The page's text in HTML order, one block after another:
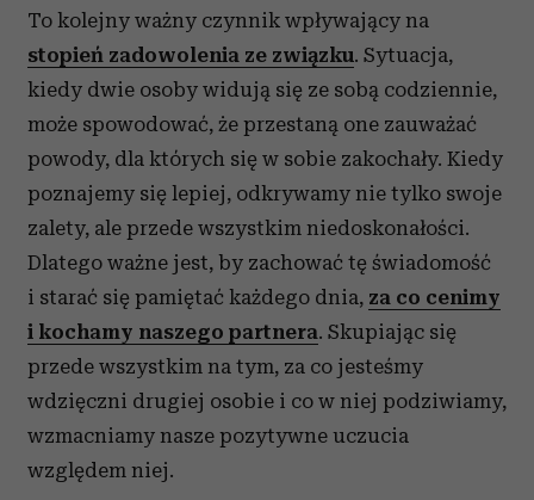
To kolejny ważny czynnik wpływający na
stopień zadowolenia ze związku. Sytuacja,
kiedy dwie osoby widują się ze sobą codziennie,
może spowodować, że przestaną one zauważać
powody, dla których się w sobie zakochały. Kiedy
poznajemy się lepiej, odkrywamy nie tylko swoje
zalety, ale przede wszystkim niedoskonałości.
Dlatego ważne jest, by zachować tę świadomość
i starać się pamiętać każdego dnia, za co cenimy
i kochamy naszego partnera. Skupiając się
przede wszystkim na tym, za co jesteśmy
wdzięczni drugiej osobie i co w niej podziwiamy,
wzmacniamy nasze pozytywne uczucia
względem niej.